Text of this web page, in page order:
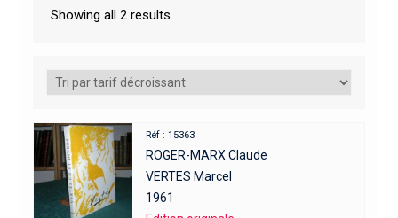
Showing all 2 results
Réf : 15363
ROGER-MARX Claude
VERTES Marcel
1961